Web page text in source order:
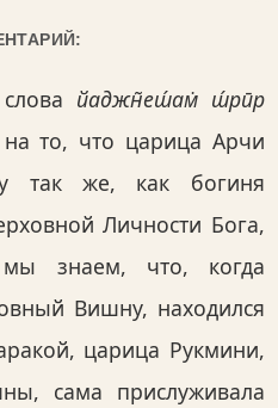
йаджн̃еш́ам̇ ш́рӣр
то, что царица Арчи
так же, как богиня
Личности Бога,
знаем, что, когда
Вишну, находился
царица Рукмини,
сама прислуживала